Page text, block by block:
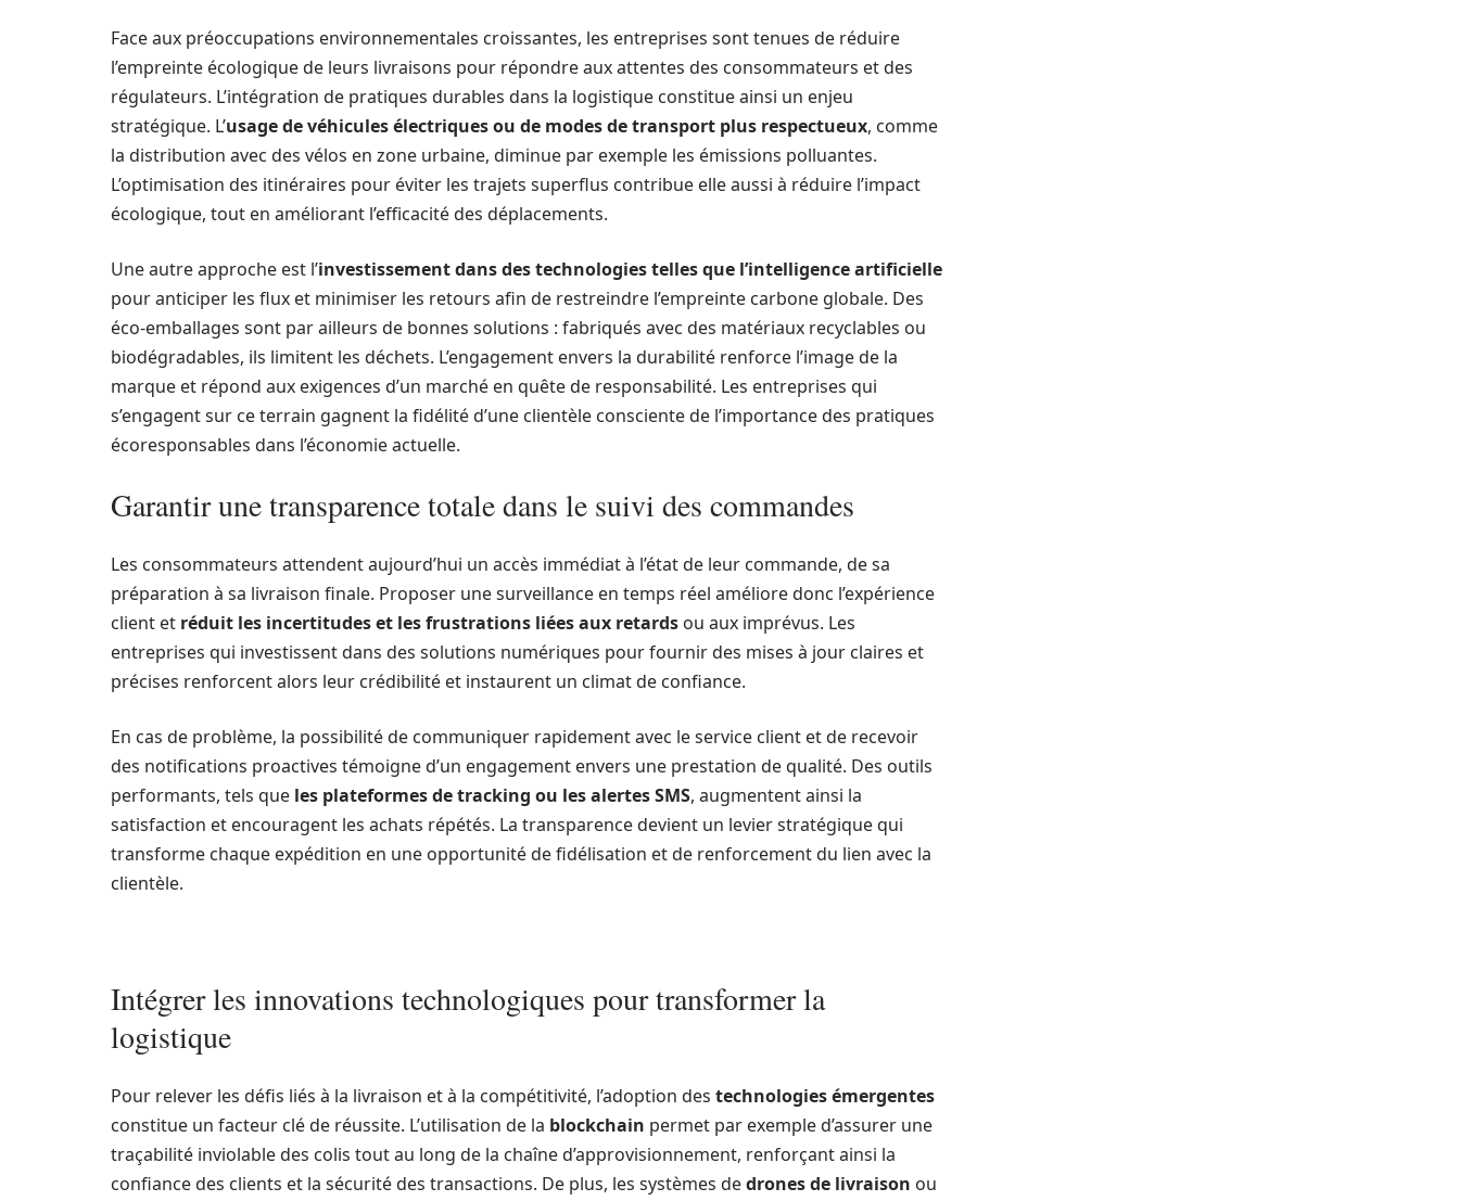
Face aux préoccupations environnementales croissantes, les entreprises sont tenues de réduire
l’empreinte écologique de leurs livraisons pour répondre aux attentes des consommateurs et des
régulateurs. L’intégration de pratiques durables dans la logistique constitue ainsi un enjeu
stratégique. L’usage de véhicules électriques ou de modes de transport plus respectueux, comme
la distribution avec des vélos en zone urbaine, diminue par exemple les émissions polluantes.
L’optimisation des itinéraires pour éviter les trajets superflus contribue elle aussi à réduire l’impact
écologique, tout en améliorant l’efficacité des déplacements.
Une autre approche est l’investissement dans des technologies telles que l’intelligence artificielle
pour anticiper les flux et minimiser les retours afin de restreindre l’empreinte carbone globale. Des
éco-emballages sont par ailleurs de bonnes solutions : fabriqués avec des matériaux recyclables ou
biodégradables, ils limitent les déchets. L’engagement envers la durabilité renforce l’image de la
marque et répond aux exigences d’un marché en quête de responsabilité. Les entreprises qui
s’engagent sur ce terrain gagnent la fidélité d’une clientèle consciente de l’importance des pratiques
écoresponsables dans l’économie actuelle.
Garantir une transparence totale dans le suivi des commandes
Les consommateurs attendent aujourd’hui un accès immédiat à l’état de leur commande, de sa
préparation à sa livraison finale. Proposer une surveillance en temps réel améliore donc l’expérience
client et réduit les incertitudes et les frustrations liées aux retards ou aux imprévus. Les
entreprises qui investissent dans des solutions numériques pour fournir des mises à jour claires et
précises renforcent alors leur crédibilité et instaurent un climat de confiance.
En cas de problème, la possibilité de communiquer rapidement avec le service client et de recevoir
des notifications proactives témoigne d’un engagement envers une prestation de qualité. Des outils
performants, tels que les plateformes de tracking ou les alertes SMS, augmentent ainsi la
satisfaction et encouragent les achats répétés. La transparence devient un levier stratégique qui
transforme chaque expédition en une opportunité de fidélisation et de renforcement du lien avec la
clientèle.
Intégrer les innovations technologiques pour transformer la
logistique
Pour relever les défis liés à la livraison et à la compétitivité, l’adoption des technologies émergentes
constitue un facteur clé de réussite. L’utilisation de la blockchain permet par exemple d’assurer une
traçabilité inviolable des colis tout au long de la chaîne d’approvisionnement, renforçant ainsi la
confiance des clients et la sécurité des transactions. De plus, les systèmes dedrones de livraison ou